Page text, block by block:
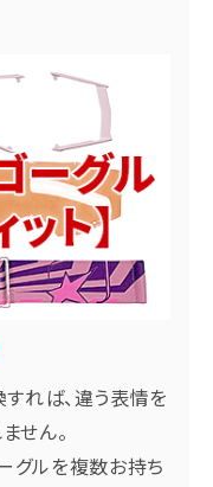
れば、違う表情を
せん。
グルを複数お持ち